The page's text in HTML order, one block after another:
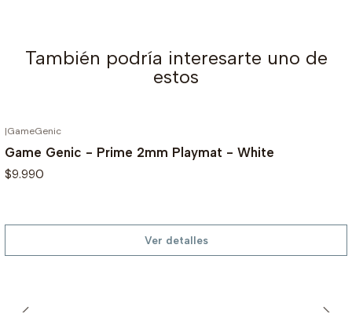
También podría interesarte uno de
estos
|GameGenic
Game Genic - Prime 2mm Playmat - White
$9.990
Ver detalles